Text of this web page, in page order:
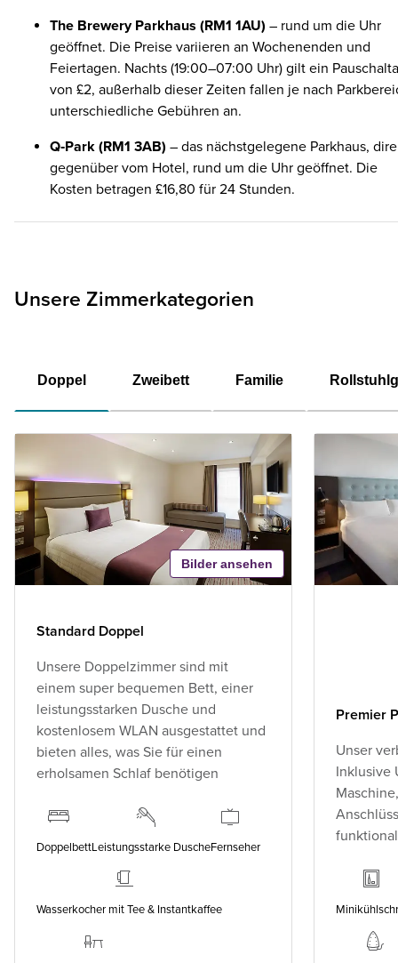
The Brewery Parkhaus (RM1 1AU) – rund um die Uhr
geöffnet. Die Preise variieren an Wochenenden und
Feiertagen. Nachts (19:00–07:00 Uhr) gilt ein
von £2, außerhalb dieser Zeiten fallen je nach
unterschiedliche Gebühren an.
Q‑Park (RM1 3AB) – das nächstgelegene Parkhaus,
gegenüber vom Hotel, rund um die Uhr geöffnet. Die
Kosten betragen £16,80 für 24 Stunden.
Unsere Zimmerkategorien
Doppel Zweibett Familie
Bilder ansehen
Standard Doppel
Unsere Doppelzimmer sind mit
einem super bequemen Bett, einer
leistungsstarken Dusche und
kostenlosem WLAN ausgestattet und
bieten alles, was Sie für einen
erholsamen Schlaf benötigen
DoppelbettLeistungsstarke DuscheFernseher
Wasserkocher mit Tee & Instantkaffee
Premier
Unser
Inklusive